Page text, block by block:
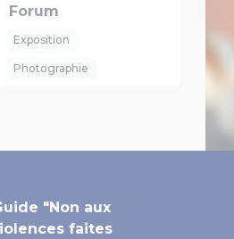
Forum
Exposition
Photographie
"Non aux
faites